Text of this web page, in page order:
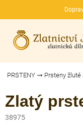
CZK
PRSTENY Prsteny žluté
Zlatý
38975